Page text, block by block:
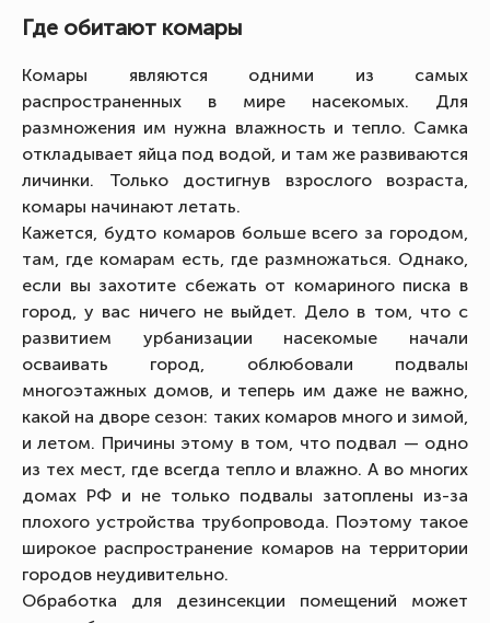
Где обитают комары
Комары являются одними из самых
распространенных в мире насекомых. Для
размножения им нужна влажность и тепло. Самка
откладывает яйца под водой, и там же развиваются
личинки. Только достигнув взрослого возраста,
комары начинают летать.
Кажется, будто комаров больше всего за городом,
там, где комарам есть, где размножаться. Однако,
если вы захотите сбежать от комариного писка в
город, у вас ничего не выйдет. Дело в том, что с
развитием урбанизации насекомые начали
осваивать город, облюбовали подвалы
многоэтажных домов, и теперь им даже не важно,
какой на дворе сезон: таких комаров много и зимой,
и летом. Причины этому в том, что подвал — одно
из тех мест, где всегда тепло и влажно. А во многих
домах РФ и не только подвалы затоплены из-за
плохого устройства трубопровода. Поэтому такое
широкое распространение комаров на территории
городов неудивительно.
Обработка для дезинсекции помещений может